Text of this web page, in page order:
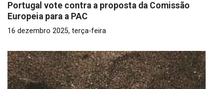
Portugal vote contra a proposta da Comissão
Europeia para a PAC
16 dezembro 2025, terça-feira